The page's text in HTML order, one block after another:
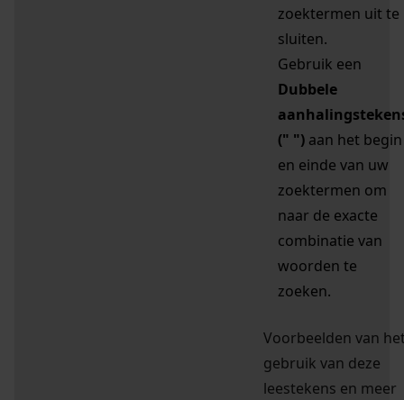
zoektermen uit te
sluiten.
Gebruik een
Dubbele
(" ") aan het begin
en einde van uw
zoektermen om
naar de exacte
combinatie van
woorden te
zoeken.
Voorbeelden van
gebruik van deze
leestekens en meer